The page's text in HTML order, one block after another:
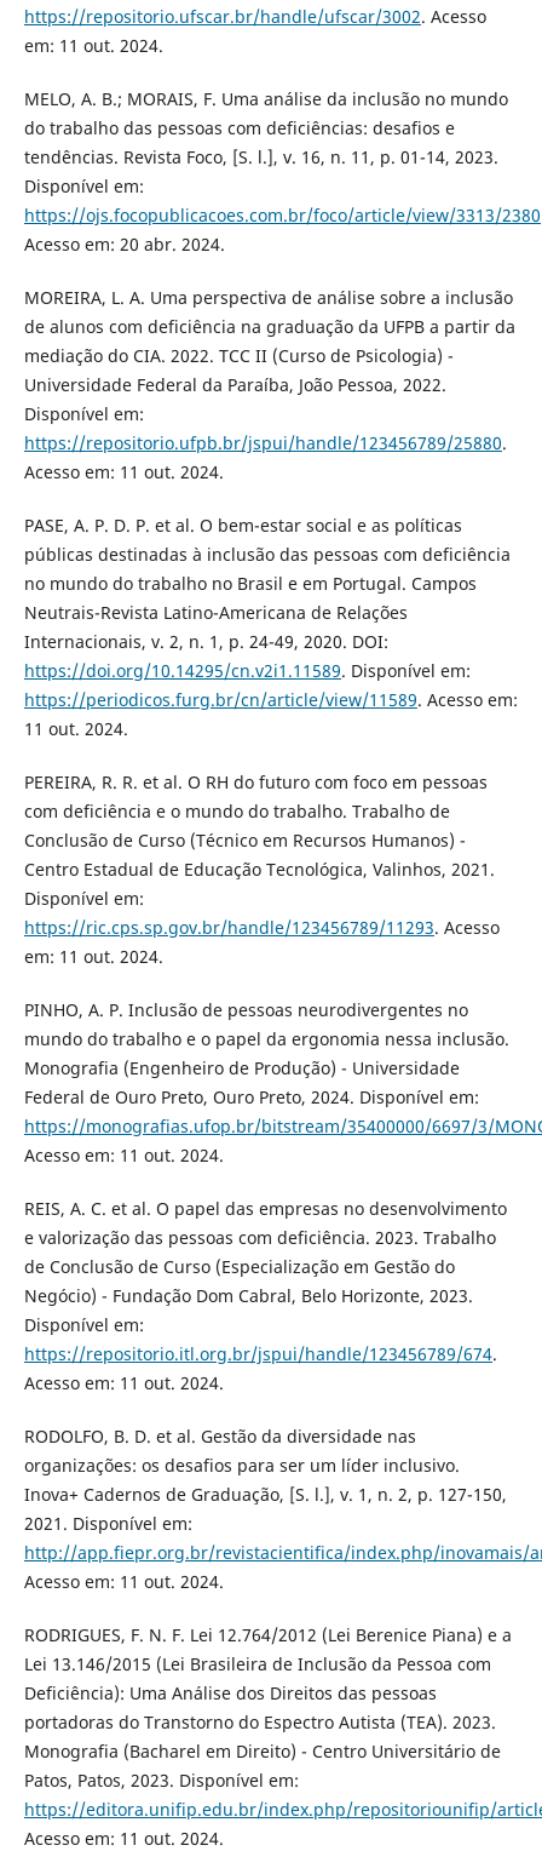
https://repositorio.ufscar.br/handle/ufscar/3002. Acesso
em: 11 out. 2024.
MELO, A. B.; MORAIS, F. Uma análise da inclusão no mundo
do trabalho das pessoas com deficiências: desafios e
tendências. Revista Foco, [S. l.], v. 16, n. 11, p. 01-14, 2023.
Disponível em:
https://ojs.focopublicacoes.com.br/foco/article/view/3313/2380
Acesso em: 20 abr. 2024.
MOREIRA, L. A. Uma perspectiva de análise sobre a inclusão
de alunos com deficiência na graduação da UFPB a partir da
mediação do CIA. 2022. TCC II (Curso de Psicologia) -
Universidade Federal da Paraíba, João Pessoa, 2022.
Disponível em:
https://repositorio.ufpb.br/jspui/handle/123456789/25880.
Acesso em: 11 out. 2024.
PASE, A. P. D. P. et al. O bem-estar social e as políticas
públicas destinadas à inclusão das pessoas com deficiência
no mundo do trabalho no Brasil e em Portugal. Campos
Neutrais-Revista Latino-Americana de Relações
Internacionais, v. 2, n. 1, p. 24-49, 2020. DOI:
https://doi.org/10.14295/cn.v2i1.11589. Disponível em:
https://periodicos.furg.br/cn/article/view/11589. Acesso em:
11 out. 2024.
PEREIRA, R. R. et al. O RH do futuro com foco em pessoas
com deficiência e o mundo do trabalho. Trabalho de
Conclusão de Curso (Técnico em Recursos Humanos) -
Centro Estadual de Educação Tecnológica, Valinhos, 2021.
Disponível em:
https://ric.cps.sp.gov.br/handle/123456789/11293. Acesso
em: 11 out. 2024.
PINHO, A. P. Inclusão de pessoas neurodivergentes no
mundo do trabalho e o papel da ergonomia nessa inclusão.
Monografia (Engenheiro de Produção) - Universidade
Federal de Ouro Preto, Ouro Preto, 2024. Disponível em:
https://monografias.ufop.br/bitstream/35400000/6697/3/
Acesso em: 11 out. 2024.
REIS, A. C. et al. O papel das empresas no desenvolvimento
e valorização das pessoas com deficiência. 2023. Trabalho
de Conclusão de Curso (Especialização em Gestão do
Negócio) - Fundação Dom Cabral, Belo Horizonte, 2023.
Disponível em:
https://repositorio.itl.org.br/jspui/handle/123456789/674.
Acesso em: 11 out. 2024.
RODOLFO, B. D. et al. Gestão da diversidade nas
organizações: os desafios para ser um líder inclusivo.
Inova+ Cadernos de Graduação, [S. l.], v. 1, n. 2, p. 127-150,
2021. Disponível em:
http://app.fiepr.org.br/revistacientifica/index.php/inovamais/
Acesso em: 11 out. 2024.
RODRIGUES, F. N. F. Lei 12.764/2012 (Lei Berenice Piana) e a
Lei 13.146/2015 (Lei Brasileira de Inclusão da Pessoa com
Deficiência): Uma Análise dos Direitos das pessoas
portadoras do Transtorno do Espectro Autista (TEA). 2023.
Monografia (Bacharel em Direito) - Centro Universitário de
Patos, Patos, 2023. Disponível em:
https://editora.unifip.edu.br/index.php/repositoriounifip/
Acesso em: 11 out. 2024.